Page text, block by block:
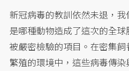
新冠病毒的教訓依然未退，
是哪種動物造成了這次的全
被嚴密檢驗的項目。在密集
繁殖的環境中，這些病毒傳